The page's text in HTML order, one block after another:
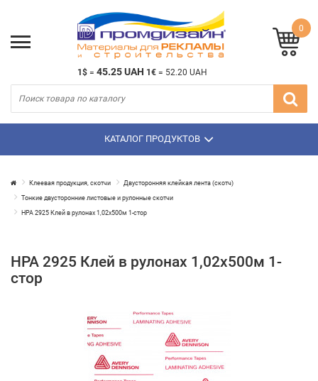
1$ = 45.25 UAH 1€ = 52.20 UAH
0
КАТАЛОГ ПРОДУКТОВ
Клеевая продукция, скотчи Двусторонняя клейкая лента (скотч)
Тонкие двусторонние листовые и рулонные скотчи
HPA 2925 Клей в рулонах 1,02х500м 1-стор
HPA 2925 Клей в рулонах 1,02х500м 1-
стор